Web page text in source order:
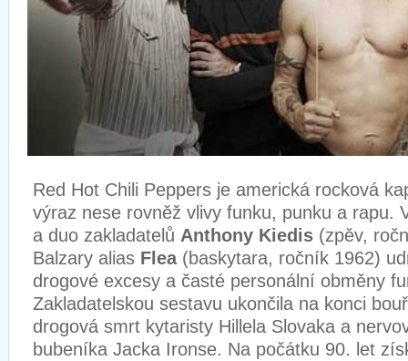
Red Hot Chili Peppers je americká rocková
výraz nese rovněž vlivy funku, punku a rapu.
a duo zakladatelů Anthony Kiedis (zpěv,
Balzary alias Flea(baskytara, ročník 1962)
drogové excesy a časté personální obměny
Zakladatelskou sestavu ukončila na konci
drogová smrt kytaristy Hillela Slovaka a
bubeníka Jacka Ironse. Na počátku 90. let